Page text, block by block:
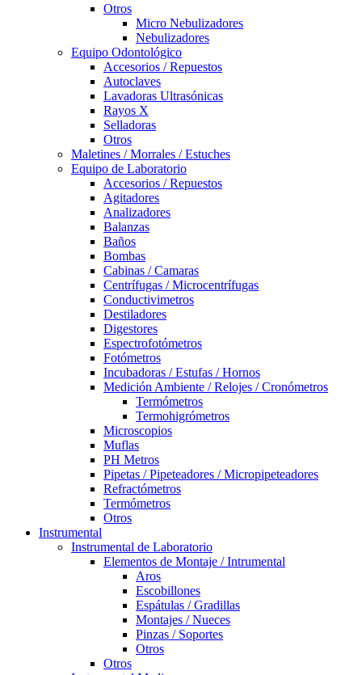
Otros
Micro Nebulizadores
Nebulizadores
Equipo Odontológico
Accesorios / Repuestos
Autoclaves
Lavadoras Ultrasónicas
Rayos X
Selladoras
Otros
Maletines / Morrales / Estuches
Equipo de Laboratorio
Accesorios / Repuestos
Agitadores
Analizadores
Balanzas
Baños
Bombas
Cabinas / Camaras
Centrífugas / Microcentrífugas
Conductivimetros
Destiladores
Digestores
Espectrofotómetros
Fotómetros
Incubadoras / Estufas / Hornos
Medición Ambiente / Relojes / Cronómetros
Termómetros
Termohigrómetros
Microscopios
Muflas
PH Metros
Pipetas / Pipeteadores / Micropipeteadores
Refractómetros
Termómetros
Otros
Instrumental
Instrumental de Laboratorio
Elementos de Montaje / Intrumental
Aros
Escobillones
Espátulas / Gradillas
Montajes / Nueces
Pinzas / Soportes
Otros
Otros